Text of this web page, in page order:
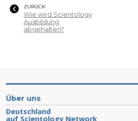
ZURÜCK
Wie wird Scientology
Ausbildung
abgehalten?
Über uns
Deutschland
auf Scientology Network